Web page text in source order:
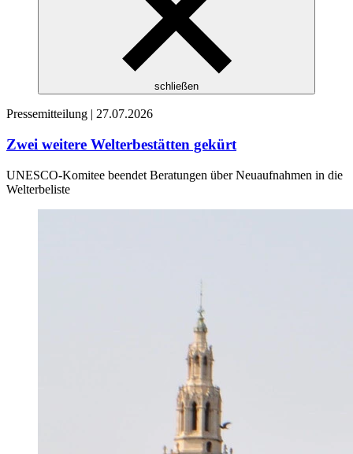
schließen
Pressemitteilung | 27.07.2026
Zwei weitere Welterbestätten gekürt
UNESCO-Komitee beendet Beratungen über Neuaufnahmen in die
Welterbeliste